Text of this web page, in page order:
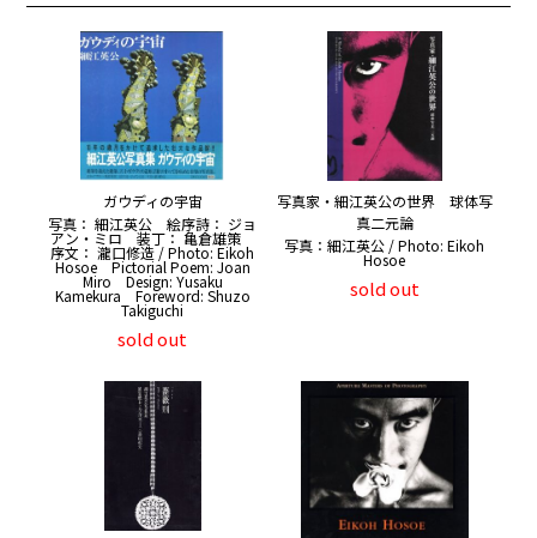
ガウディの宇宙
写真： 細江英公 絵序詩： ジョ
アン・ミロ 装丁： 亀倉雄策
序文： 瀧口修造 / Photo: Eikoh
Hosoe Pictorial Poem: Joan
Miro Design: Yusaku
Kamekura Foreword: Shuzo
Takiguchi
sold out
写真家・細江英公の世界 球体写
真二元論
写真：細江英公 / Photo: Eikoh
Hosoe
sold out